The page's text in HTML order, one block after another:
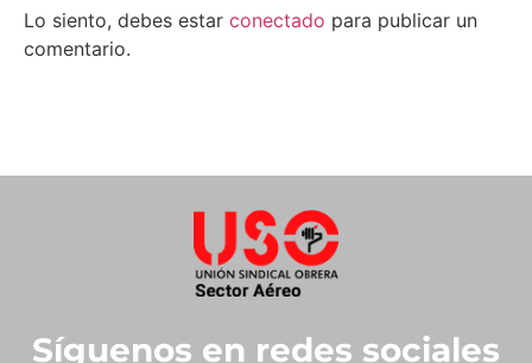
Lo siento, debes estar conectado para publicar un
comentario.
Síguenos en redes sociales